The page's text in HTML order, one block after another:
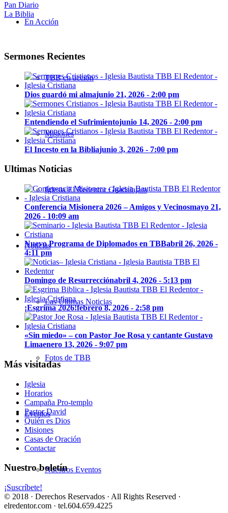
En Acción
TBB en acción
Misiones
Iglesia El Redentor Guadalajara
Noticias
Las Últimas Noticias
Fotos de TBB
Eventos
Nuestros Eventos
Pan Diario
La Biblia
Sermones Recientes
Dios guardó mi almajunio 21, 2026 - 2:00 pm
Entendiendo el Sufrimientojunio 14, 2026 - 2:00 pm
El Incesto en la Bibliajunio 3, 2026 - 7:00 pm
Ultimas Noticias
Conferencia Misionera 2026 – Amigos y Vecinosmayo 21,
2026 - 10:09 am
Nuevo Programa de Diplomados en TBBabril 26, 2026 -
4:11 pm
Domingo de Resurrecciónabril 4, 2026 - 5:13 pm
¡Esgrima 2026!febrero 8, 2026 - 2:58 pm
«Sin miedo» – con Pastor Joe Rosa y cantante Gustavo
Limaenero 13, 2026 - 9:07 pm
Más visitadas
Iglesia
Horarios
Campaña Pro-templo
Pastor David
Quién es Dios
Misiones
Casas de Oración
Contactar
Nuestro boletín
¡Suscríbete!
© 2018 · Derechos Reservados · All Rights Reserved ·
elredentor.com · tel.604.659.4225